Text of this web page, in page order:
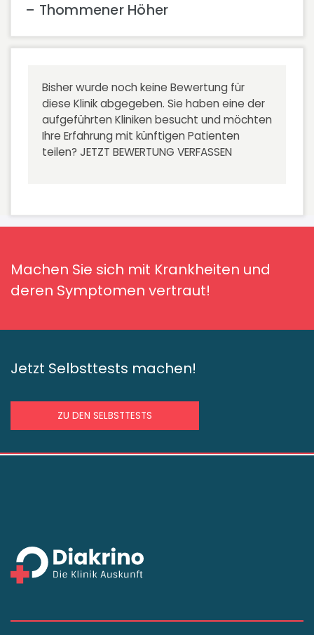
– Thommener Höher
Bisher wurde noch keine Bewertung für
diese Klinik abgegeben. Sie haben eine der
aufgeführten Kliniken besucht und möchten
Ihre Erfahrung mit künftigen Patienten
teilen? JETZT BEWERTUNG VERFASSEN
Machen Sie sich mit Krankheiten und
deren Symptomen vertraut!
Jetzt Selbsttests machen!
ZU DEN SELBSTTESTS